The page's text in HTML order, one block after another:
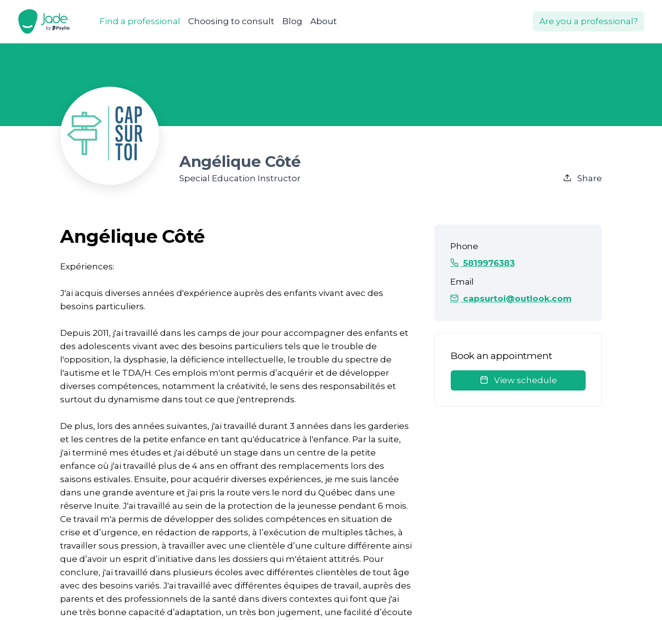
Find a professional Choosing to consult Blog About Are you a professional?
Angélique Côté
Special Education Instructor Share
Angélique Côté
Expériences:
J'ai acquis diverses années d'expérience auprès des enfants vivant avec des
besoins particuliers.
Depuis 2011, j'ai travaillé dans les camps de jour pour accompagner des enfants et
des adolescents vivant avec des besoins particuliers tels que le trouble de
l'opposition, la dysphasie, la déficience intellectuelle, le trouble du spectre de
l'autisme et le TDA/H. Ces emplois m'ont permis d’acquérir et de développer
diverses compétences, notamment la créativité, le sens des responsabilités et
surtout du dynamisme dans tout ce que j'entreprends.
De plus, lors des années suivantes, j'ai travaillé durant 3 années dans les garderies
et les centres de la petite enfance en tant qu'éducatrice à l'enfance. Par la suite,
j'ai terminé mes études et j'ai débuté un stage dans un centre de la petite
enfance où j'ai travaillé plus de 4 ans en offrant des remplacements lors des
saisons estivales. Ensuite, pour acquérir diverses expériences, je me suis lancée
dans une grande aventure et j'ai pris la route vers le nord du Québec dans une
réserve Inuite. J'ai travaillé au sein de la protection de la jeunesse pendant 6 mois.
Ce travail m'a permis de développer des solides compétences en situation de
crise et d’urgence, en rédaction de rapports, à l’exécution de multiples tâches, à
travailler sous pression, à travailler avec une clientèle d’une culture différente ainsi
que d’avoir un esprit d’initiative dans les dossiers qui m'étaient attitrés. Pour
conclure, j'ai travaillé dans plusieurs écoles avec différentes clientèles de tout âge
avec des besoins variés. J'ai travaillé avec différentes équipes de travail, auprès des
parents et des professionnels de la santé dans divers contextes qui font que j'ai
une très bonne capacité d’adaptation, un très bon jugement, une facilité d’écoute
Phone
5819976383
Email
capsurtoi@outlook.com
Book an appointment
View schedule